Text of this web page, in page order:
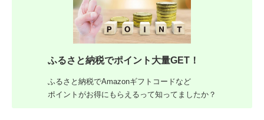
ふるさと納税でポイント大量GET！
ふるさと納税でAmazonギフトコードなど
ポイントがお得にもらえるって知ってましたか？